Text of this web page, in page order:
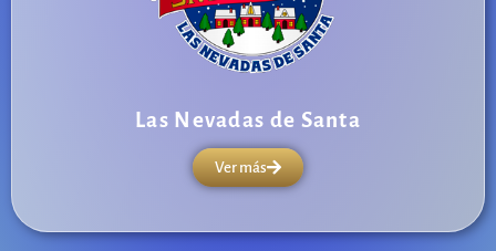
Las Nevadas de Santa
Ver más